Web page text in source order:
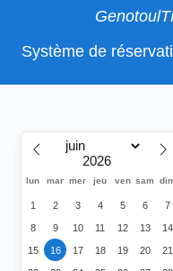
Système de
lun mar mer jeu ven sam
1 2 3 4 5 6 7
8 9 10 11 12 13 14
15 16 17 18 19 20 21